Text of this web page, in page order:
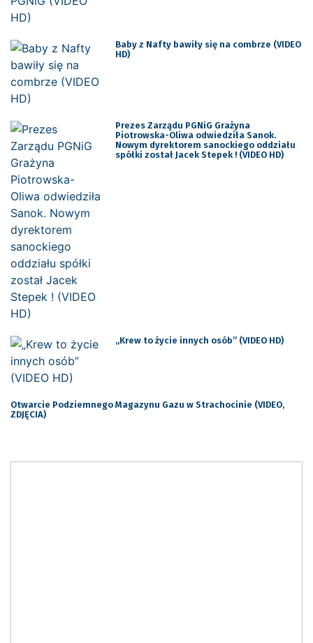
Baby z Nafty bawiły się na combrze (VIDEO
HD)
Prezes Zarządu PGNiG Grażyna
Piotrowska-Oliwa odwiedziła Sanok.
Nowym dyrektorem sanockiego oddziału
spółki został Jacek Stepek ! (VIDEO HD)
„Krew to życie innych osób” (VIDEO HD)
Otwarcie Podziemnego Magazynu Gazu w Strachocinie (VIDEO,
ZDJĘCIA)